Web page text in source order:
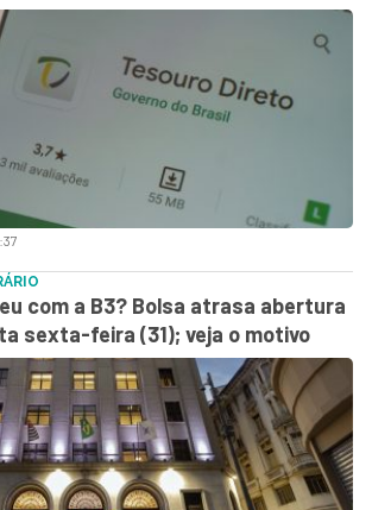
com a B3? Bolsa atrasa abertura
sexta-feira (31); veja o motivo